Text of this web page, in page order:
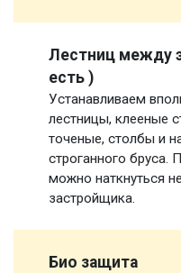
Лестниц между
есть )
Устанавливаем
лестницы, клееные
точеные, столбы и
строганного бруса.
можно наткнуться
застройщика.
Био защита